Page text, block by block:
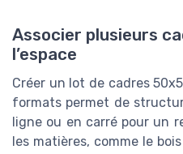
Associer plusieurs
l’espace
Créer un lot de cadres
formats permet de
ligne ou en carré pour un
les matières, comme le